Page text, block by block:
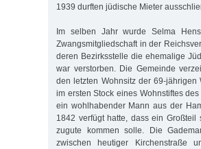
1939 durften jüdische Mieter
Im selben Jahr wurde Selma
Zwangsmitgliedschaft in der
deren Bezirksstelle die ehemalige
war verstorben. Die Gemeinde
den letzten Wohnsitz der 69-jährigen
im ersten Stock eines Wohnstiftes
ein wohlhabender Mann aus der
1842 verfügt hatte, dass ein
zugute kommen solle. Die
zwischen heutiger Kirchenstraße